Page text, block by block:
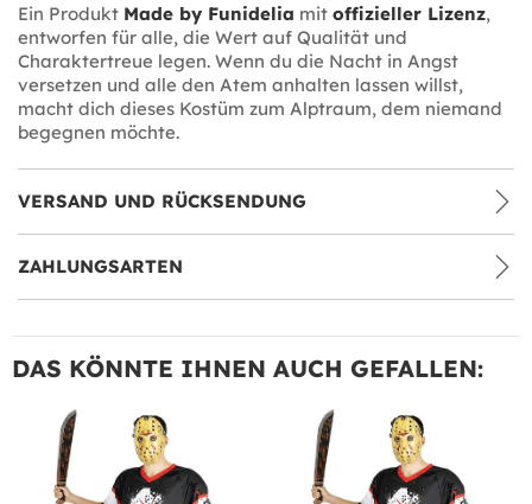
Ein Produkt Made by Funidelia mit offizieller Lizenz,
entworfen für alle, die Wert auf Qualität und
Charaktertreue legen. Wenn du die Nacht in Angst
versetzen und alle den Atem anhalten lassen willst,
macht dich dieses Kostüm zum Alptraum, dem niemand
begegnen möchte.
VERSAND UND RÜCKSENDUNG
ZAHLUNGSARTEN
DAS KÖNNTE IHNEN AUCH GEFALLEN: